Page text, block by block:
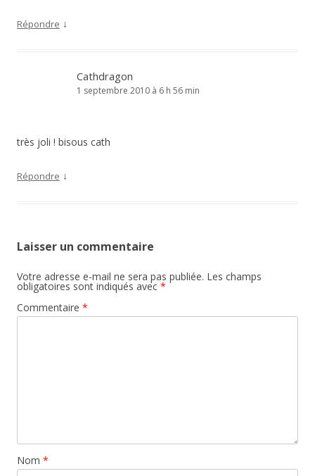
Répondre ↓
Cathdragon
1 septembre 2010 à 6 h 56 min
très joli ! bisous cath
Répondre ↓
Laisser un commentaire
Votre adresse e-mail ne sera pas publiée. Les champs
obligatoires sont indiqués avec *
Commentaire *
Nom *